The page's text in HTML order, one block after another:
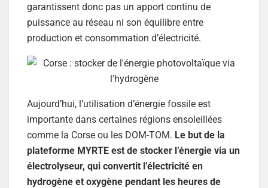
garantissent donc pas un apport continu de
puissance au réseau ni son équilibre entre
production et consommation d’électricité.
Aujourd’hui, l’utilisation d’énergie fossile est
importante dans certaines régions ensoleillées
comme la Corse ou les DOM-TOM. Le but de la
plateforme MYRTE est de stocker l’énergie via un
électrolyseur, qui convertit l’électricité en
hydrogène et oxygène pendant les heures de